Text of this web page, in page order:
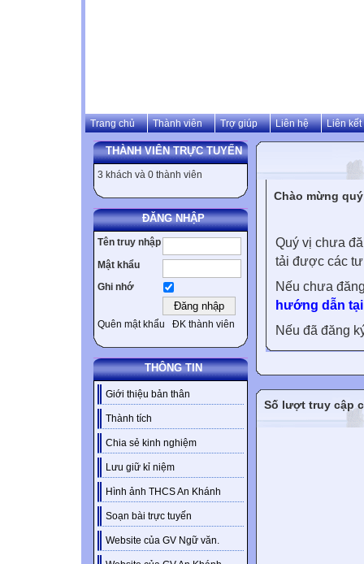
Trang chủ Thành viên Trợ giúp Liên hệ Liên kết
THÀNH VIÊN TRỰC TUYẾN
3 khách và 0 thành viên
ĐĂNG NHẬP
Tên truy nhập
Mật khẩu
Ghi nhớ
Quên mật khẩu ĐK thành viên
THÔNG TIN
Giới thiệu bản thân
Thành tích
Chia sẻ kinh nghiệm
Lưu giữ kỉ niệm
Hình ảnh THCS An Khánh
Soạn bài trực tuyến
Website của GV Ngữ văn.
Chào mừng
Quý vị chưa
tải được các
Nếu chưa
hướng dẫn
Nếu đã đăng
Số lượt truy cập